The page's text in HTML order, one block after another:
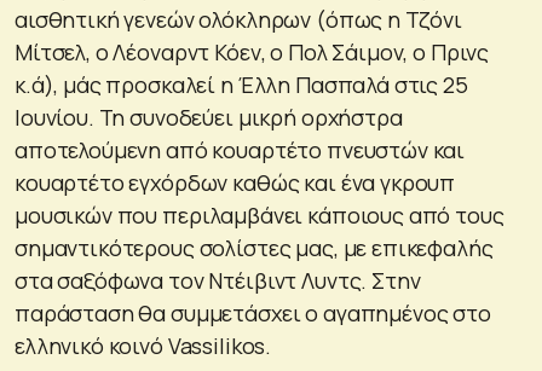
αισθητική γενεών ολόκληρων (όπως η Τζόνι
Μίτσελ, ο Λέοναρντ Κόεν, ο Πολ Σάιμον, ο Πρινς
κ.ά), μάς προσκαλεί η Έλλη Πασπαλά στις 25
Ιουνίου. Τη συνοδεύει μικρή ορχήστρα
αποτελούμενη από κουαρτέτο πνευστών και
κουαρτέτο εγχόρδων καθώς και ένα γκρουπ
μουσικών που περιλαμβάνει κάποιους από τους
σημαντικότερους σολίστες μας, με επικεφαλής
στα σαξόφωνα τον Ντέιβιντ Λυντς. Στην
παράσταση θα συμμετάσχει ο αγαπημένος στο
ελληνικό κοινό Vassilikos.